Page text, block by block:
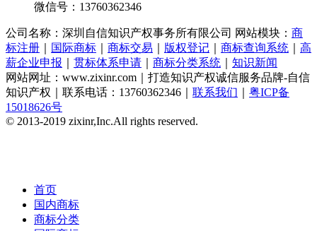
微信号：13760362346
公司名称： 深圳自信知识产权事务所有限公司 网站模块： 商
标注册
国际商标 商标交易 版权登记 商标查询系统
高
薪企业申报
贯标体系申请 商标分类系统
知识新闻
网站网址：www.zixinr.com｜打造知识产权诚信服务品牌-自信
知识产权｜联系电话：13760362346｜ 联系我们
粤ICP备
15018626号
© 2013-2019 zixinr,Inc.All rights reserved.
首页
国内商标
商标分类